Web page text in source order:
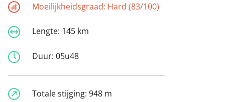
Moeilijkheidsgraad: Hard (83/100)
Lengte: 145 km
Duur: 05u48
Totale stijging: 948 m